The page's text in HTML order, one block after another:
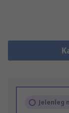
Jelenleg